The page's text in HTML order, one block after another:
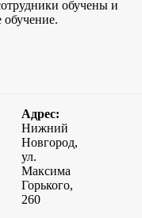
обучены и
обучение.
Адрес:
Нижний
Новгород,
ул.
Максима
Горького,
260